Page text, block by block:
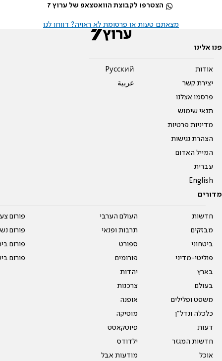
הצטרפו לקבוצת הוואטצאפ של ערוץ 7
מצאתם טעות או פרסומת לא ראויה? דווחו לנו
פנו אלינו
אודות
יצירת קשר
פרסמו אצלנו
תנאי שימוש
מדיניות פרטיות
הצהרת נגישות
המייל האדום
עברית
English
Pусский
عربية
מדורים
חדשות
מבזקים
ביטחוני
פוליטי-מדיני
בארץ
בעולם
משפט ופלילים
כלכלה ונדל"ן
דעות
חדשות המגזר
אוכל
העולם הערבי
תרבות ופנאי
ספורט
פורומים
יהדות
צרכנות
אופנה
מוסיקה
פיוטקאסט
ילדודס
מודעות אבל
פורום
פורום
פורום
פורום